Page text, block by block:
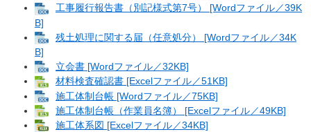
工事履行報告書（別記様式第7号） [Wordファイル／39K
B]
残土処理に関する届（任意処分） [Wordファイル／34K
B]
立会書 [Wordファイル／32KB]
材料検査確認書 [Excelファイル／51KB]
施工体制台帳 [Wordファイル／75KB]
施工体制台帳（作業員名簿） [Excelファイル／49KB]
施工体系図 [Excelファイル／34KB]